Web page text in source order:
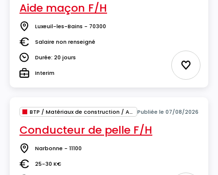
Aide maçon F/H
Lieu Luxeuil-les-Bains - 70300
SalaireSalaire non renseigné
DuréeDurée: 20 jours
TypeInterim Ajouter
BTP / Matériaux de construction / Architecture Publiée le 07/08/2026
Conducteur de pelle F/H
Lieu Narbonne - 11100
Salaire25-30 K€